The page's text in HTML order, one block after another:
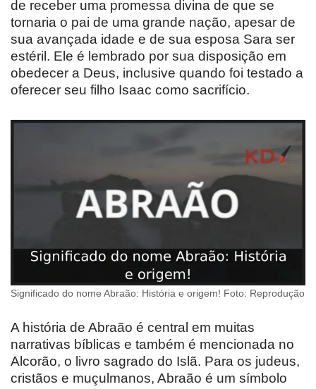
de receber uma promessa divina de que se
tornaria o pai de uma grande nação, apesar de
sua avançada idade e de sua esposa Sara ser
estéril. Ele é lembrado por sua disposição em
obedecer a Deus, inclusive quando foi testado a
oferecer seu filho Isaac como sacrifício.
Significado do nome Abraão: História e origem! Foto: Reprodução
A história de Abraão é central em muitas
narrativas bíblicas e também é mencionada no
Alcorão, o livro sagrado do Islã. Para os judeus,
cristãos e muçulmanos, Abraão é um símbolo